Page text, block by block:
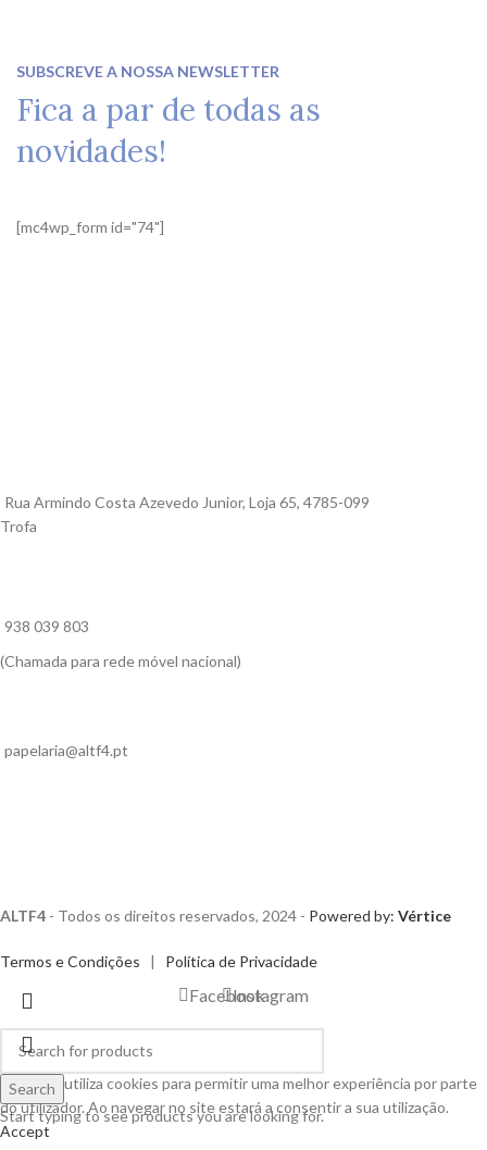
SUBSCREVE A NOSSA NEWSLETTER
Fica a par de todas as
novidades!
[mc4wp_form id="74"]
Rua Armindo Costa Azevedo Junior, Loja 65, 4785-099
Trofa
938 039 803
(Chamada para rede móvel nacional)
papelaria@altf4.pt
ALTF4 - Todos os direitos reservados, 2024 - Powered by: Vértice
Termos e Condições | Política de Privacidade
Search
Start typing to see products you are looking for.
FacebookInstagram
Este site utiliza cookies para permitir uma melhor experiência por parte
do utilizador. Ao navegar no site estará a consentir a sua utilização.
Accept